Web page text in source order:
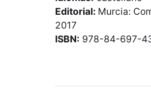
Editorial: Murcia:
2017
ISBN: 978-84-697-